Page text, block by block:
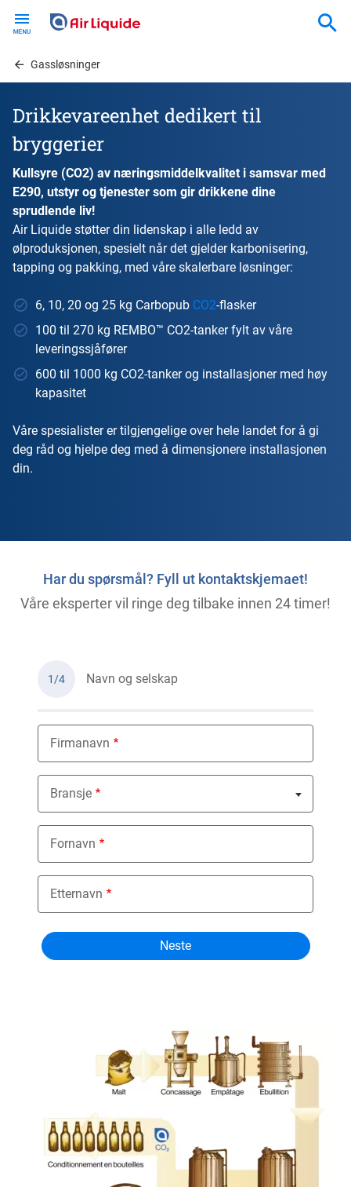
contentGassløsninger
Drikkevareenhet dedikert til
bryggerier
Kullsyre (CO2) av næringsmiddelkvalitet i samsvar med
E290, utstyr og tjenester som gir drikkene dine
sprudlende liv!
Air Liquide støtter din lidenskap i alle ledd av
ølproduksjonen, spesielt når det gjelder karbonisering,
tapping og pakking, med våre skalerbare løsninger:
6, 10, 20 og 25 kg Carbopub CO2-flasker
100 til 270 kg REMBO™ CO2-tanker fylt av våre
leveringssjåfører
600 til 1000 kg CO2-tanker og installasjoner med høy
kapasitet
Våre spesialister er tilgjengelige over hele landet for å gi
deg råd og hjelpe deg med å dimensjonere installasjonen
din.
Har du spørsmål? Fyll ut kontaktskjemaet!
Våre eksperter vil ringe deg tilbake innen 24 timer!
1/4 Navn og selskap
Firmanavn
Bransje
Nothing selected
Fornavn
Etternavn